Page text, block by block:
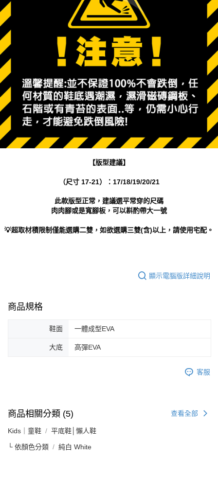
【版型建議】
（尺寸 17-21）：17/18/19/20/21
此款版型正常，建議選平常穿的尺碼
肉肉腳或是寬腳板，可以斟酌帶大一號
💡超取材積限制僅能選購二雙，如欲選購三雙(含)以上，請使用宅配。
顯示電腦版詳細說明
商品規格
鞋面 一體成型EVA
大底 高彈EVA
客服
商品相關分類 (5) 查看全部
Kids｜童鞋 平底鞋│懶人鞋
└ 依顏色分類 純白 White